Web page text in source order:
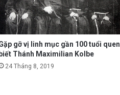
gỡ vị linh mục gần 100 tuổi quen
biết Thánh Maximilian Kolbe
24 Tháng 8, 2019